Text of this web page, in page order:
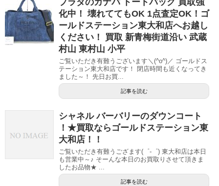
化中！ 壊れててもOK 1点査定OK！ゴ
ールドステーション東大和店へお越し
ください！ 買取 新青梅街道沿い 武蔵
村山 東村山 小平
ご覧いただき有難うございます＼(^o^)／ ゴールドス
テーション東大和店です！ 閉店時間も近くなってき
ました～！ 先日お買...
記事を読む
シャネル バーバリーのダウンコート
！★買取ならゴールドステーション東
大和店！！
ご覧いただき有難うござます(゜-゜) 東大和店は本日
も営業中～♪ そーんな本日のお買取りさせて頂きま
したお品物★ ...
記事を読む